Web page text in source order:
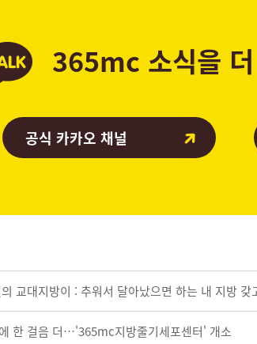
365mc 소식을
공식 카카오 채널
교대지방이 : 추워서 달아났으면 하는 내 지방
한 걸음 더…'365mc지방줄기세포센터' 개소